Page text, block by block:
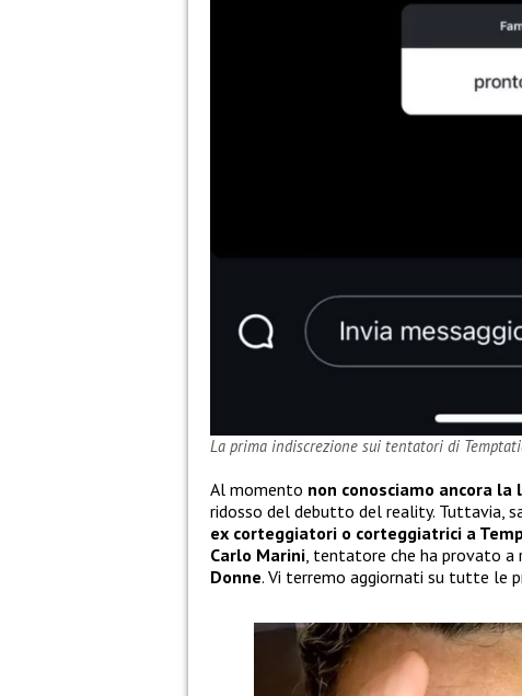
La prima indiscrezione sui tentatori di
Al momento non conosciamo ancora
ridosso del debutto del reality. Tuttavia,
ex corteggiatori o corteggiatrici a
Carlo Marini , tentatore che ha provato a
Donne. Vi terremo aggiornati su tutte le